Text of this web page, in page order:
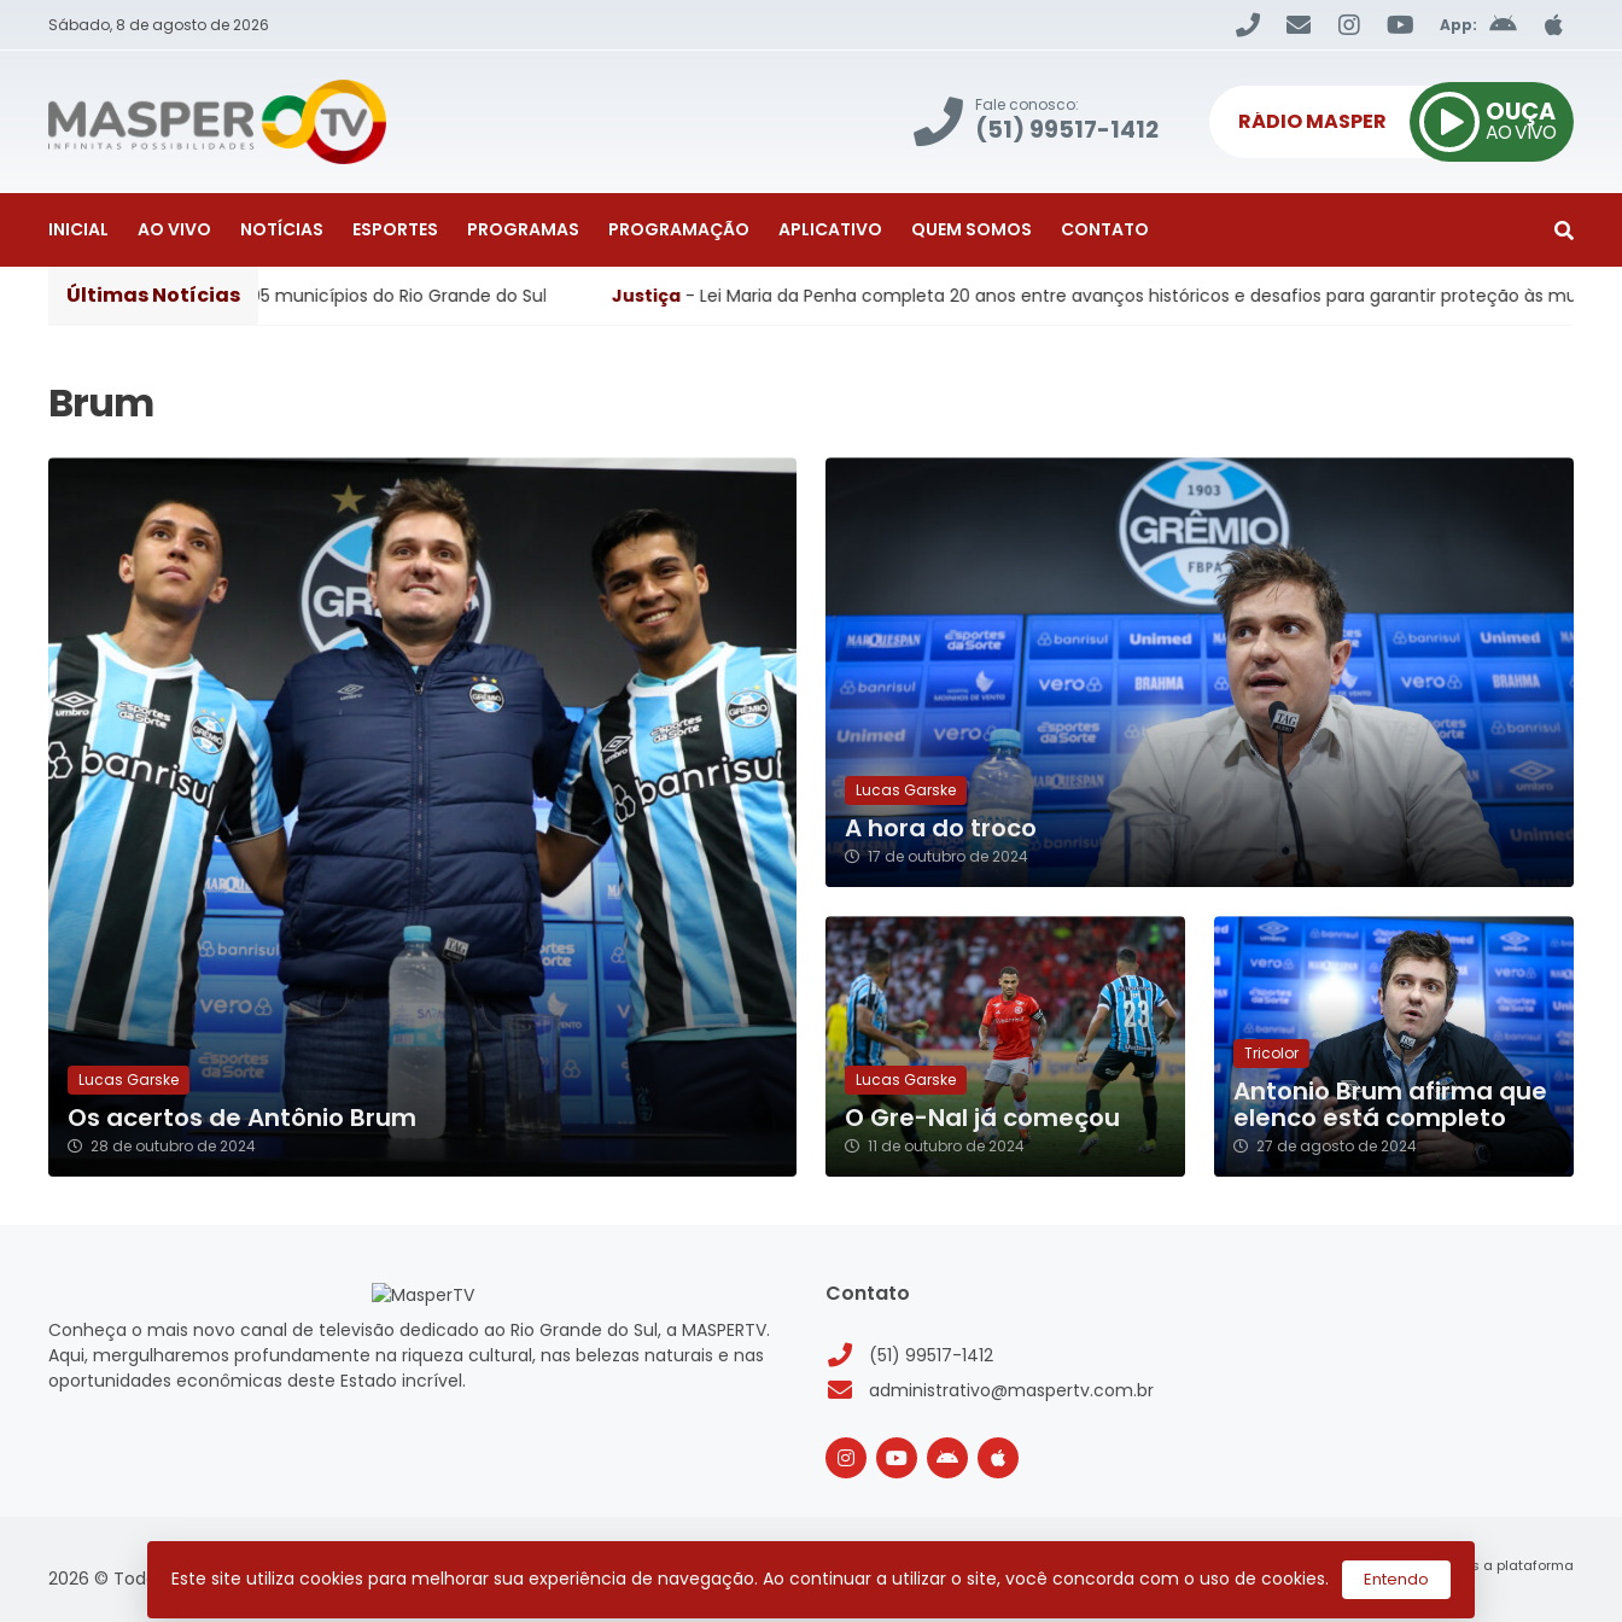
Sábado, 8 de agosto de 2026 App:
Fale conosco:
(51) 99517-1412 RÁDIO MASPER OUÇA
AO VIVO
INICIAL AO VIVO NOTÍCIAS ESPORTES PROGRAMAS PROGRAMAÇÃO APLICATIVO QUEM SOMOS CONTATO
Últimas Notícias
em 105 municípios do Rio Grande do Sul Justiça - Lei Maria da Penha completa 20 anos entre avanços históricos e desafios para garantir proteção às mulheres
Lucas Garske
Os acertos de Antônio Brum
28 de outubro de 2024
Lucas Garske
A hora do troco
17 de outubro de 2024
Lucas Garske
O Gre-Nal já começou
11 de outubro de 2024
Tricolor
Antonio Brum afirma que
elenco está completo
27 de agosto de 2024
Este site utiliza cookies para melhorar sua experiência de navegação. Ao continuar a utilizar o site, você concorda com o uso de cookies. Entendo
Conheça o mais novo canal de televisão dedicado ao Rio Grande do Sul, a MASPERTV.
Aqui, mergulharemos profundamente na riqueza cultural, nas belezas naturais e nas
oportunidades econômicas deste Estado incrível.
Contato
(51) 99517-1412
administrativo@maspertv.com.br
2026 © Todos os direitos reservados.
utilizamos a plataforma